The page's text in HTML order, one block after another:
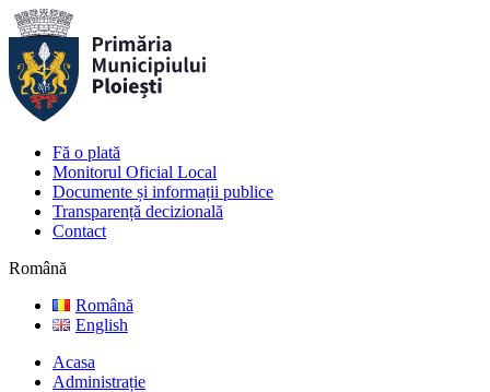
Fă o plată
Monitorul Oficial Local
Documente și informații publice
Transparență decizională
Contact
Română
Română
English
Acasa
Administrație